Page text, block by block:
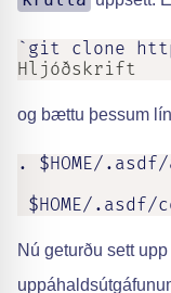
`git clone
Hljóðskrift
og bættu þessum
. $HOME/
$HOME/
Nú geturðu sett